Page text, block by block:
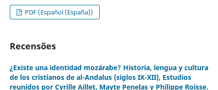
PDF (Español (España))
Recensões
¿Existe una identidad mozárabe? Historia, lengua y cultura
de los cristianos de al-Andalus (siglos IX-XII), Estudios
reunidos por Cyrille Aillet, Mayte Penelas y Philippe Roisse.